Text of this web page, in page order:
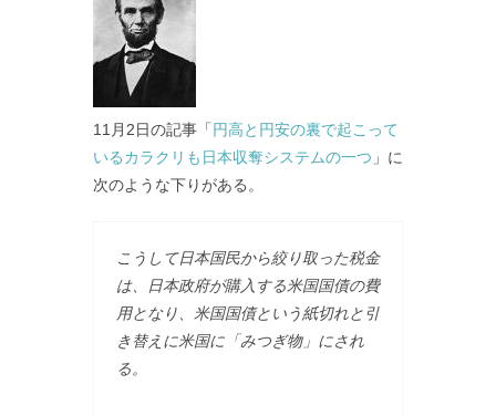
11月2日の記事「 円高と円安の裏で起こって
いるカラクリも日本収奪システムの一つ 」に
次のような下りがある。
こうして日本国民から絞り取った税金
は、日本政府が購入する米国国債の費
用となり、米国国債という紙切れと引
き替えに米国に「みつぎ物」にされ
る。